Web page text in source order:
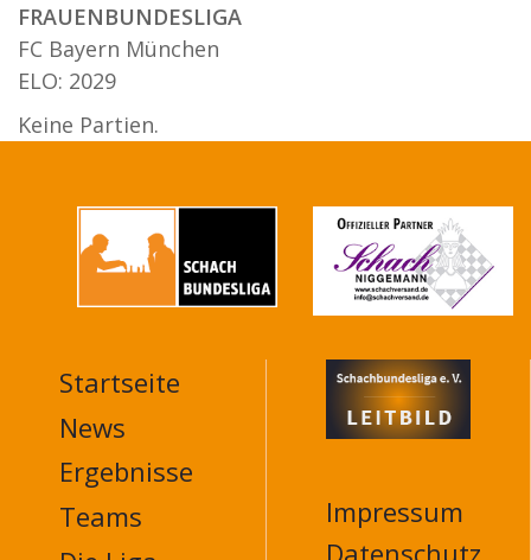
FRAUENBUNDESLIGA
FC Bayern München
ELO: 2029
Keine Partien.
MAIN
NAVIGATION
FOOTER
Startseite
News
Ergebnisse
Teams
Impressum